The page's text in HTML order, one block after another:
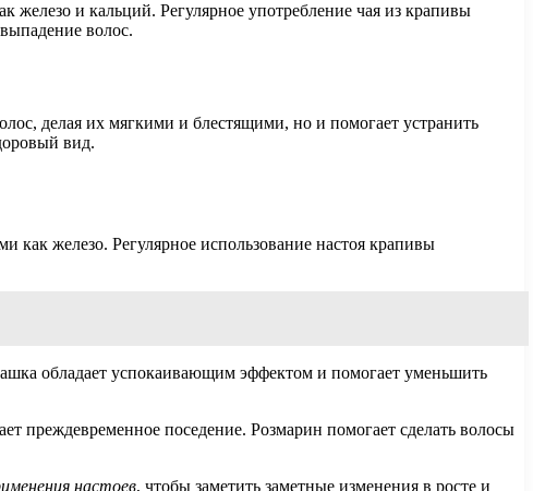
и кальций. Регулярное употребление чая из крапивы
волос.
делая их мягкими и блестящими, но и помогает устранить
вид.
железо. Регулярное использование настоя крапивы
обладает успокаивающим эффектом и помогает уменьшить
преждевременное поседение. Розмарин помогает сделать волосы
настоев, чтобы заметить заметные изменения в росте и